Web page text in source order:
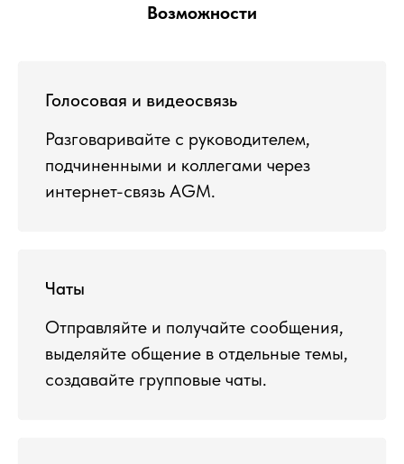
Возможности
Голосовая и видеосвязь
Разговаривайте с руководителем,
подчиненными и коллегами через
интернет-связь AGM.
Чаты
Отправляйте и получайте сообщения,
выделяйте общение в отдельные темы,
создавайте групповые чаты.